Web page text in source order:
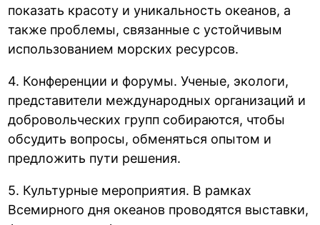
показать красоту и уникальность океанов, а
также проблемы, связанные с устойчивым
использованием морских ресурсов.
4. Конференции и форумы. Ученые, экологи,
представители международных организаций и
добровольческих групп собираются, чтобы
обсудить вопросы, обменяться опытом и
предложить пути решения.
5. Культурные мероприятия. В рамках
Всемирного дня океанов проводятся выставки,